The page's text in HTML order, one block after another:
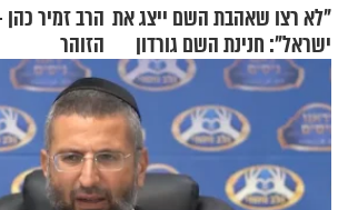
"לא רצו שאהבת השם ייצג את
ישראל": חנינת השם גורדון
בריאיון מעורר השראה
הרב זמיר
הזוהר